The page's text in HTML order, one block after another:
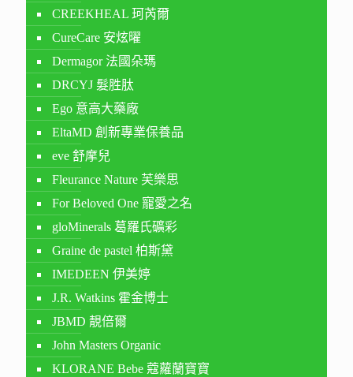
CREEKHEAL 珂芮爾
CureCare 安炫曜
Dermagor 法國朵瑪
DRCYJ 髮胜肽
Ego 意高大藥廠
EltaMD 創新專業保養品
eve 舒摩兒
Fleurance Nature 芙樂思
For Beloved One 寵愛之名
gloMinerals 葛羅氏礦彩
Graine de pastel 柏斯黛
IMEDEEN 伊美婷
J.R. Watkins 霍金博士
JBMD 靚倍爾
John Masters Organic
KLORANE Bebe 蔻蘿蘭寶寶